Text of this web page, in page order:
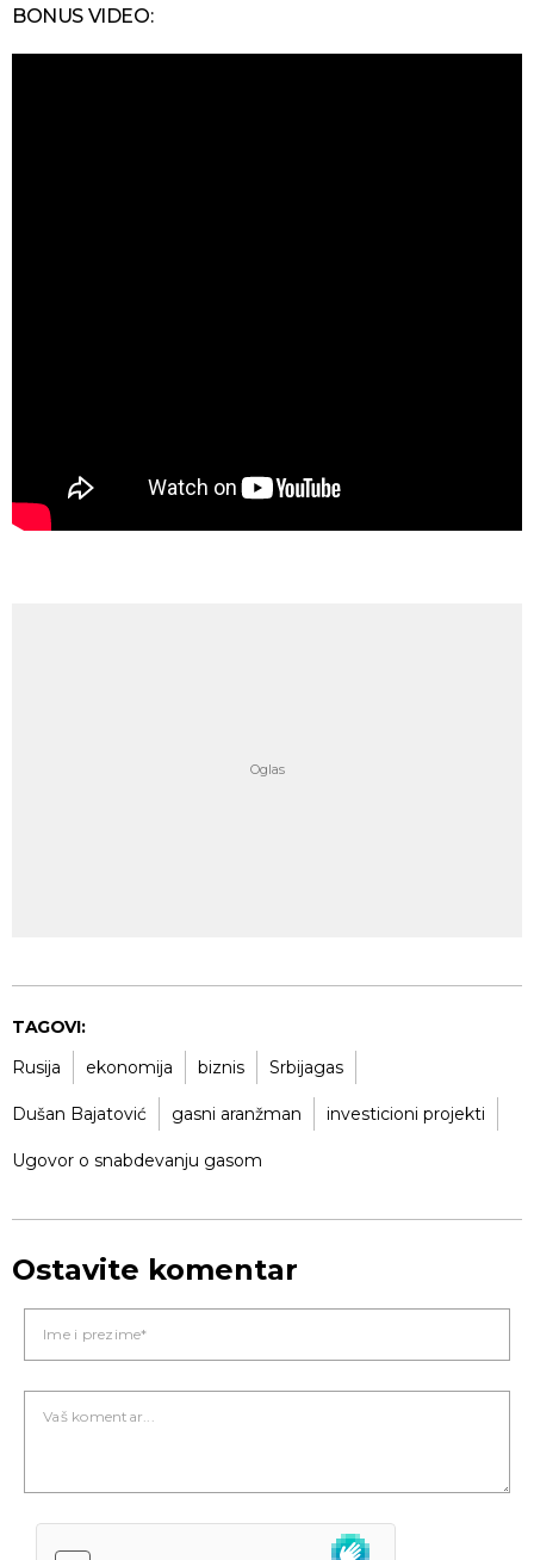
BONUS VIDEO:
TAGOVI:
Rusija
ekonomija biznis Srbijagas
Dušan Bajatović gasni aranžman investicioni projekti
Ugovor o snabdevanju gasom
Ostavite komentar